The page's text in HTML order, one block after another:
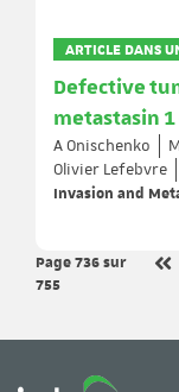
ARTICLE DANS
Defective
metastasin
A Onischenko
Olivier Lefebvre
Invasion and
Page 736sur
755